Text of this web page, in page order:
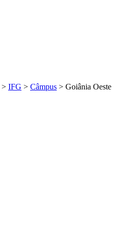
> IFG > Câmpus > Goiânia Oeste